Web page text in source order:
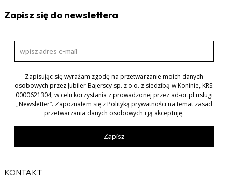
Zapisz się do newslettera
Zapisując się wyrażam zgodę na przetwarzanie moich danych
osobowych przez Jubiler Bajerscy sp. z o.o. z siedzibą w Koninie, KRS:
0000621304, w celu korzystania z prowadzonej przez ad-or.pl usługi
„Newsletter”. Zapoznałem się zPolityką prywatności na temat zasad
przetwarzania danych osobowych i ją akceptuję.
Zapisz
KONTAKT